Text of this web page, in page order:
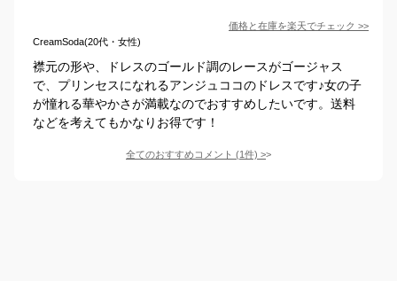
価格と在庫を楽天でチェック >>
CreamSoda(20代・女性)
襟元の形や、ドレスのゴールド調のレースがゴージャス
で、プリンセスになれるアンジュココのドレスです♪女の子
が憧れる華やかさが満載なのでおすすめしたいです。送料
などを考えてもかなりお得です！
全てのおすすめコメント (1件) >